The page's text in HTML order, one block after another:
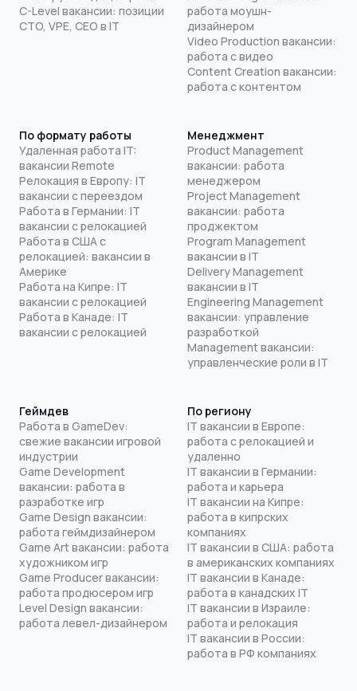
C-Level вакансии: позиции
CTO, VPE, CEO в IT
работа моушн-
дизайнером
Video Production вакансии:
работа с видео
Content Creation вакансии:
работа с контентом
По формату работы
Удаленная работа IT:
вакансии Remote
Релокация в Европу: IT
вакансии с переездом
Работа в Германии: IT
вакансии с релокацией
Работа в США с
релокацией: вакансии в
Америке
Работа на Кипре: IT
вакансии с релокацией
Работа в Канаде: IT
вакансии с релокацией
Менеджмент
Product Management
вакансии: работа
менеджером
Project Management
вакансии: работа
проджектом
Program Management
вакансии в IT
Delivery Management
вакансии в IT
Engineering Management
вакансии: управление
разработкой
Management вакансии:
управленческие роли в IT
Геймдев
Работа в GameDev:
свежие вакансии игровой
индустрии
Game Development
вакансии: работа в
разработке игр
Game Design вакансии:
работа геймдизайнером
Game Art вакансии: работа
художником игр
Game Producer вакансии:
работа продюсером игр
Level Design вакансии:
работа левел-дизайнером
По региону
IT вакансии в Европе:
работа с релокацией и
удаленно
IT вакансии в Германии:
работа и карьера
IT вакансии на Кипре:
работа в кипрских
компаниях
IT вакансии в США: работа
в американских компаниях
IT вакансии в Канаде:
работа в канадских IT
IT вакансии в Израиле:
работа и релокация
IT вакансии в России:
работа в РФ компаниях